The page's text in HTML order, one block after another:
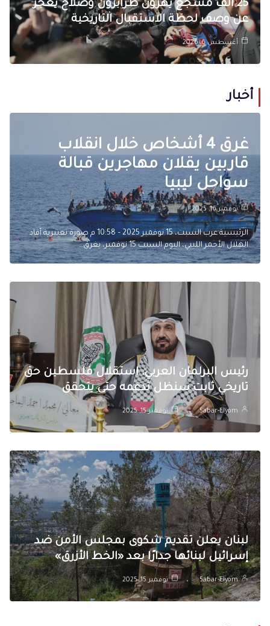
25 ألف مشجع يهزون طرابزون وصلاح يعجز
عن وصف لحظة الاستقبال التاريخية
أغسطس 6, 2026
أخبار
غرق 4 أشخاص خلال انقلاب
قاربين يقلان مهاجرين قبالة
سواحل ليبيا
نوفمبر 16, 2025
الرئيسية عرب السبت، 15 نوفمبر 2025 – 10:58 م صورة تعبيرية أفاد
الهلال الأحمر الليبي، اليوم السبت 15 نوفمبر، بغرق…
رئيس البرلمان العربي: استقلال فلسطين حق
تاريخي ثابت سنظل ندعمه حتى يتحقق
5abar-Elyom نوفمبر 15, 2025
لبنان يعلن تقديم شكوى بمجلس الأمن ضد
إسرائيل لبنائها جدارًا بعد «الخط الأزرق»
5abar-Elyom نوفمبر 15, 2025